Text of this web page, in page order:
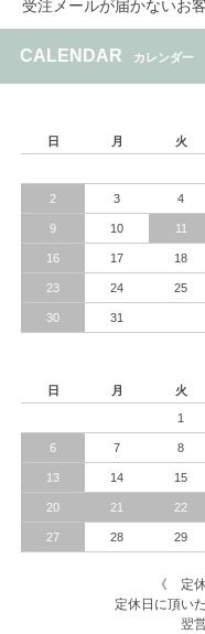
受注メールが届かないお
CALENDAR カレンダー
日
月 火
2 3 4
9 10 11
16 17 18
23 24 25
30 31
日
月 火
1
6 7 8
13 14 15
20 21 22
27 28 29
《 定
定休日に頂い
翌